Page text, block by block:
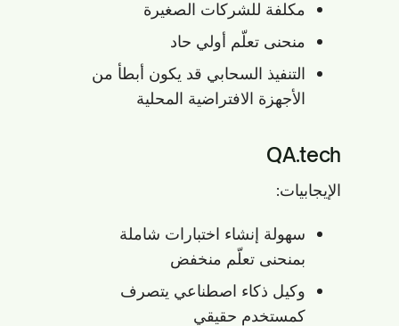
مكلفة للشركات الصغيرة
منحنى تعلّم أولي حاد
التنفيذ السحابي قد يكون أبطأ من
الأجهزة الافتراضية المحلية
QA.tech
الإيجابيات:
سهولة إنشاء اختبارات شاملة
بمنحنى تعلّم منخفض
وكيل ذكاء اصطناعي يتصرف
كمستخدم حقيقي